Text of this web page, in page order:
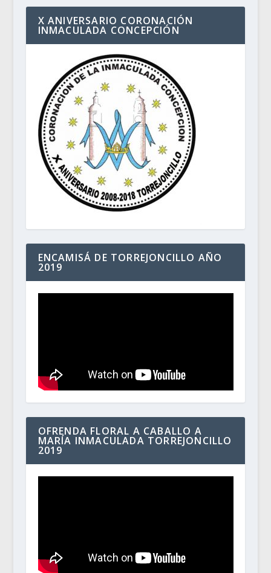
X ANIVERSARIO CORONACIÓN
INMACULADA CONCEPCIÓN
ENCAMISÁ DE TORREJONCILLO AÑO
2019
OFRENDA FLORAL A CABALLO A
MARÍA INMACULADA TORREJONCILLO
2019